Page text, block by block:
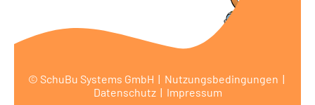
© SchuBu Systems GmbH | Nutzungsbedingungen |
Datenschutz| Impressum